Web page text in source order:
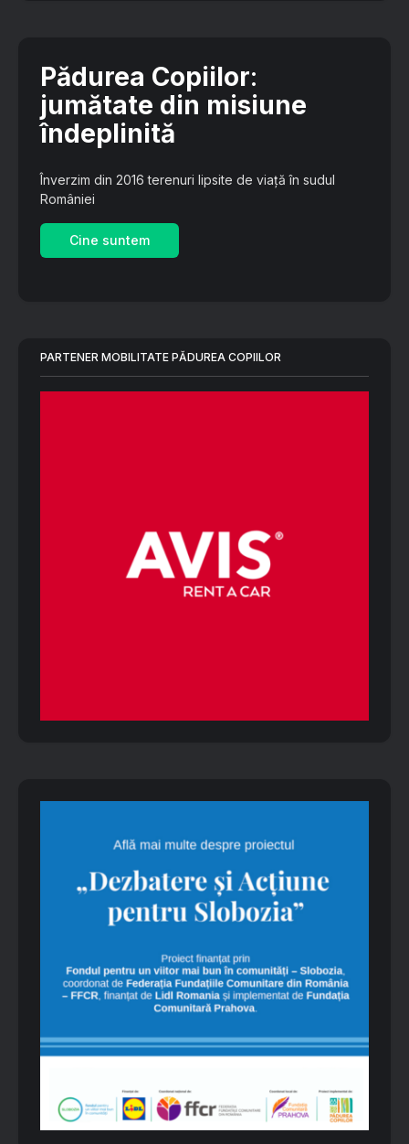
Pădurea Copiilor:
jumătate din misiune
îndeplinită
Înverzim din 2016 terenuri lipsite de viață în sudul
României
Cine suntem
PARTENER MOBILITATE PĂDUREA COPIILOR